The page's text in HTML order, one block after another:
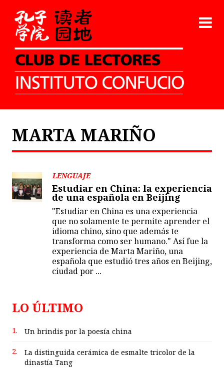
MARTA MARIÑO
LENGUAJE
Estudiar en China: la experiencia
de una española en Beijing
"Estudiar en China es una experiencia
que no solamente te permite aprender el
idioma chino, sino que además te
transforma como ser humano." Así fue la
experiencia de Marta Mariño, una
española que estudió tres años en Beijing,
ciudad por ...
LO ÚLTIMO
1. Un brindis por la poesía china
2.
La distinguida cerámica de esmalte tricolor de la
dinastía Tang